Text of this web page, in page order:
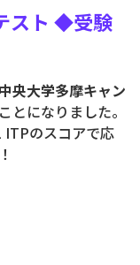
スト ◆受験
中央大学多摩キャン
とになりました。
ITPのスコアで応